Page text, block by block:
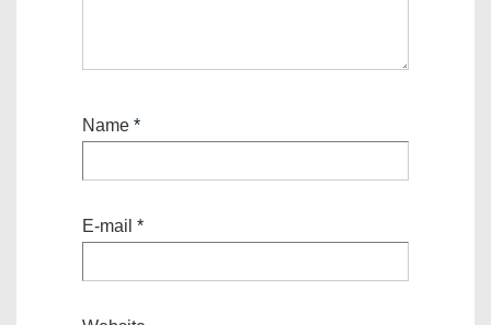
Name *
E-mail *